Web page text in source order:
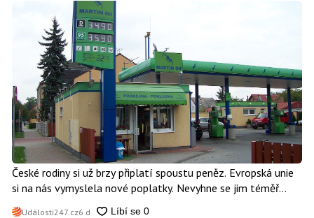
České rodiny si už brzy připlatí spoustu peněz. Evropská unie
si na nás vymyslela nové poplatky. Nevyhne se jim téměř
nikdo
Události247.cz6 d